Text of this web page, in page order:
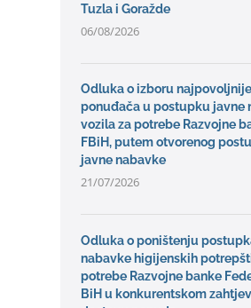
Tuzla i Goražde
06/08/2026
Odluka o izboru
ponuđača u postupku javne
vozila za potrebe Razvojne
FBiH, putem otvorenog
javne nabavke
21/07/2026
Odluka o poništenju
nabavke higijenskih
potrebe Razvojne banke
BiH u konkurentskom